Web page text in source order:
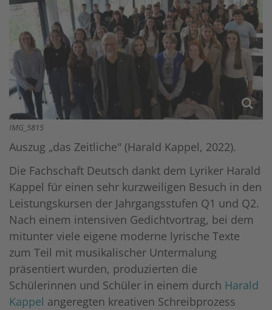
IMG_5815
Auszug „das Zeitliche" (Harald Kappel, 2022).
Die Fachschaft Deutsch dankt dem Lyriker Harald
Kappel für einen sehr kurzweiligen Besuch in den
Leistungskursen der Jahrgangsstufen Q1 und Q2.
Nach einem intensiven Gedichtvortrag, bei dem
mitunter viele eigene moderne lyrische Texte
zum Teil mit musikalischer Untermalung
präsentiert wurden, produzierten die
Schülerinnen und Schüler in einem durch Harald
Kappel angeregten kreativen Schreibprozess